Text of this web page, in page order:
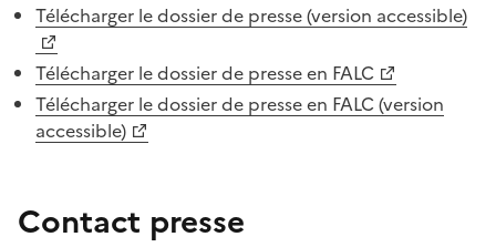
Télécharger le dossier de presse (version accessible)
Télécharger le dossier de presse en FALC
Télécharger le dossier de presse en FALC (version
accessible)
Contact presse